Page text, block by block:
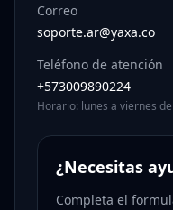
Correo
soporte.ar@yaxa.co
Teléfono de atención
+573009890224
Horario: lunes a viernes
¿Necesitas
Completa el